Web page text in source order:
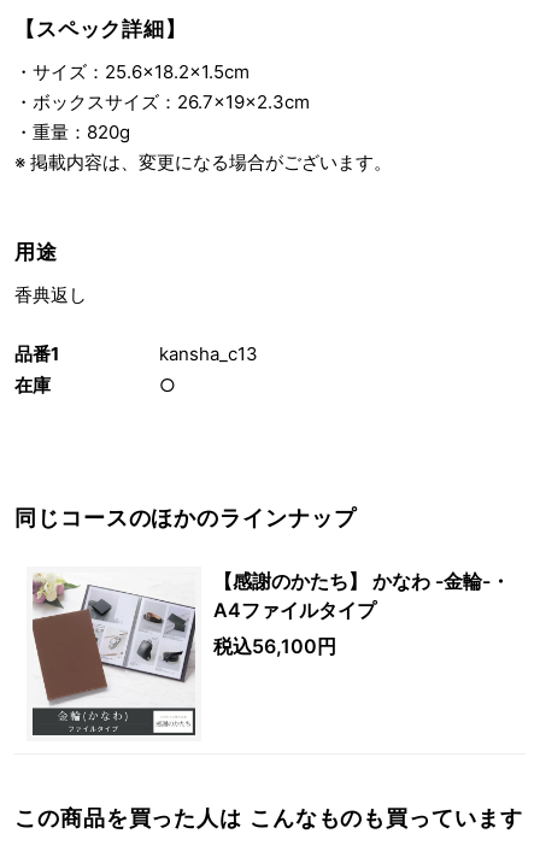
品番1
kansha_c13
在庫
○
【スペック詳細】
・サイズ：25.6×18.2×1.5cm
・ボックスサイズ：26.7×19×2.3cm
・重量：820g
※ 掲載内容は、変更になる場合がございます。
用途
香典返し
同じコースのほかのラインナップ
【感謝のかたち】 かなわ -金輪-・
A4ファイルタイプ
税込56,100円
この商品を買った人は こんなものも買っています